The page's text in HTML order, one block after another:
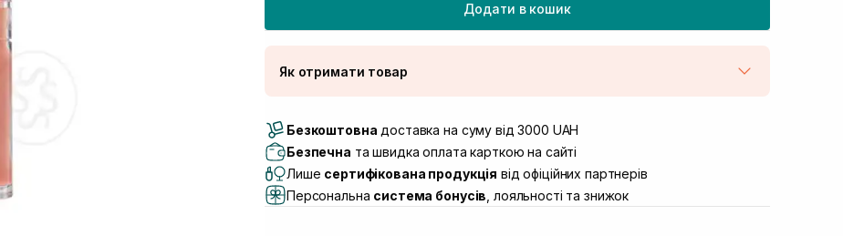
Додати в кошик
Як отримати товар
Самовивіз м. Луцьк, вул. Винниченка 4
Самовивіз м. Львів, вул. Академіка Підстригача, 1В (Duck’s
Самовивіз м. Львів, вул. Івана Франка 36
Самовивіз м. Львів, вул. Степана Бандери 45 Немає в наявності!
Безкоштовна доставка на суму від 3000 UAH
Безпечна та швидка оплата карткою на сайті
Лише сертифікована продукція від офіційних партнерів
Персональна система бонусів , лояльності та знижок